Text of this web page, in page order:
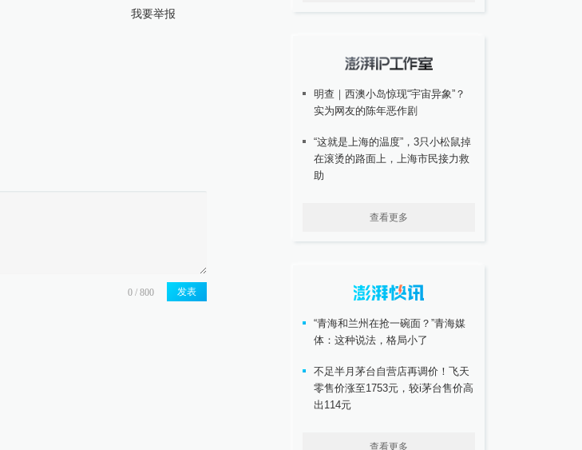
我要举报
发表
明查｜西澳小岛惊现“宇宙异象”？
实为网友的陈年恶作剧
“这就是上海的温度”，3只小松鼠掉
在滚烫的路面上，上海市民接力救
助
查看更多
“青海和兰州在抢一碗面？”青海媒
体：这种说法，格局小了
不足半月茅台自营店再调价！飞天
零售价涨至1753元，较i茅台售价高
出114元
查看更多